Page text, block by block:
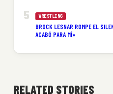
WRESTLING
BROCK LESNAR ROMPE EL
ACABÓ PARA MÍ»
RELATED STORIES